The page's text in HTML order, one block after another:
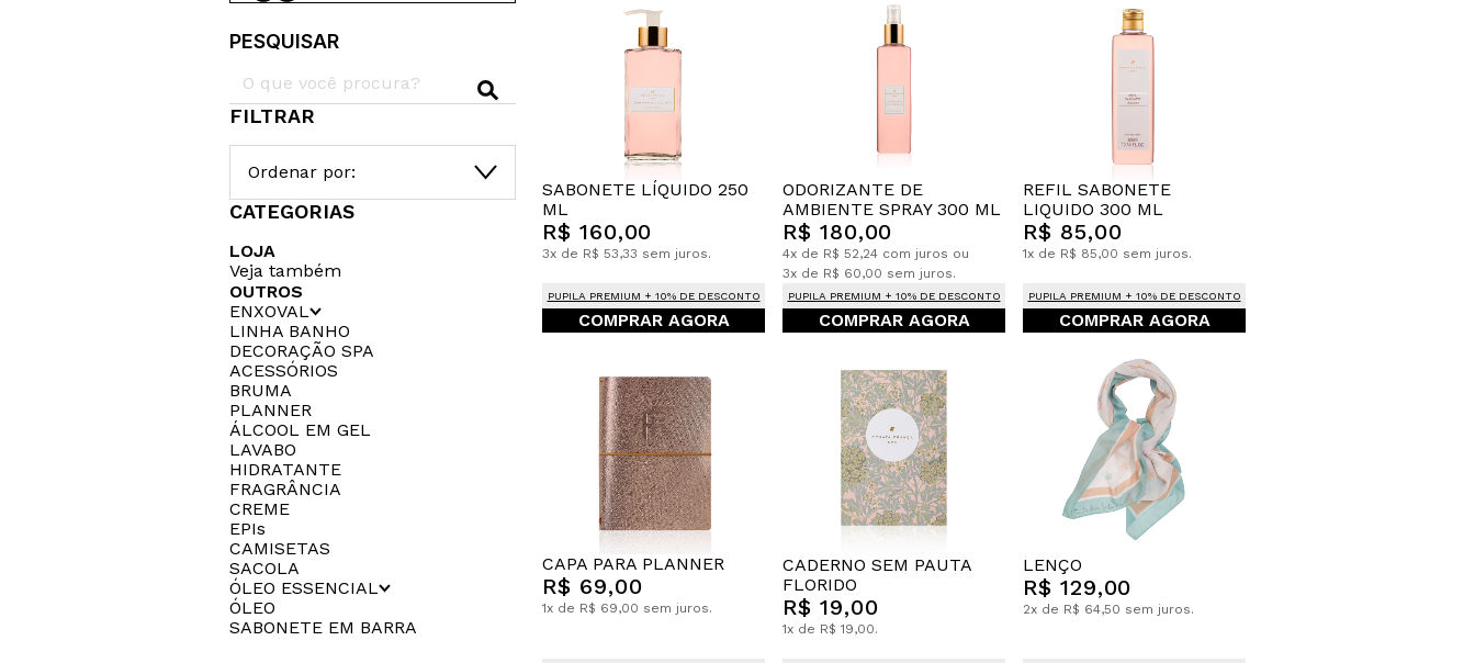
PESQUISAR
FILTRAR
Ordenar por:
CATEGORIAS
LOJA
Veja também
OUTROS
ENXOVAL
LINHA BANHO
DECORAÇÃO SPA
ACESSÓRIOS
BRUMA
PLANNER
ÁLCOOL EM GEL
LAVABO
HIDRATANTE
FRAGRÂNCIA
CREME
EPIs
CAMISETAS
SACOLA
ÓLEO ESSENCIAL
ÓLEO
SABONETE EM BARRA
SABONETE LÍQUIDO 250
ML
R$ 160,00
3x de R$ 53,33 sem juros.
PUPILA PREMIUM + 10% DE DESCONTO
COMPRAR AGORA
ODORIZANTE DE
AMBIENTE SPRAY 300 ML
R$ 180,00
4x de R$ 52,24 com juros ou
3x de R$ 60,00 sem juros.
PUPILA PREMIUM + 10% DE DESCONTO
COMPRAR AGORA
REFIL SABONETE
LIQUIDO 300 ML
R$ 85,00
1x de R$ 85,00 sem juros.
PUPILA PREMIUM + 10% DE DESCONTO
COMPRAR AGORA
CAPA PARA PLANNER
R$ 69,00
1x de R$ 69,00 sem juros.
CADERNO SEM PAUTA
FLORIDO
R$ 19,00
1x de R$ 19,00.
LENÇO
R$ 129,00
2x de R$ 64,50 sem juros.